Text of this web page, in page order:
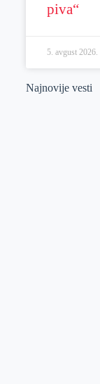
piva“
5. avgust 2026.
Najnovije vesti